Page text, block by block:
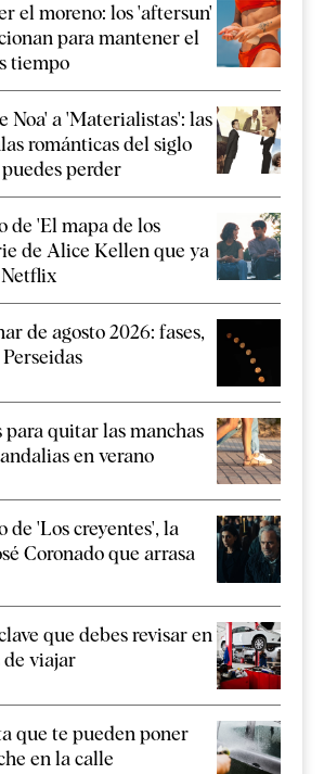
el moreno: los 'aftersun'
para mantener el
tiempo
Noa' a 'Materialistas': las
románticas del siglo
perder
de 'El mapa de los
de Alice Kellen que ya
de agosto 2026: fases,
para quitar las manchas
en verano
de 'Los creyentes', la
Coronado que arrasa
que debes revisar en
de viajar
que te pueden poner
en la calle